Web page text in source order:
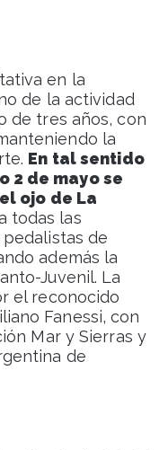
en la
de la actividad
de tres años, con
la
En tal sentido
2 de mayo se
ojo de La
todas las
de
además la
Juvenil. La
el reconocido
Fanessi, con
Mar y Sierras y
de